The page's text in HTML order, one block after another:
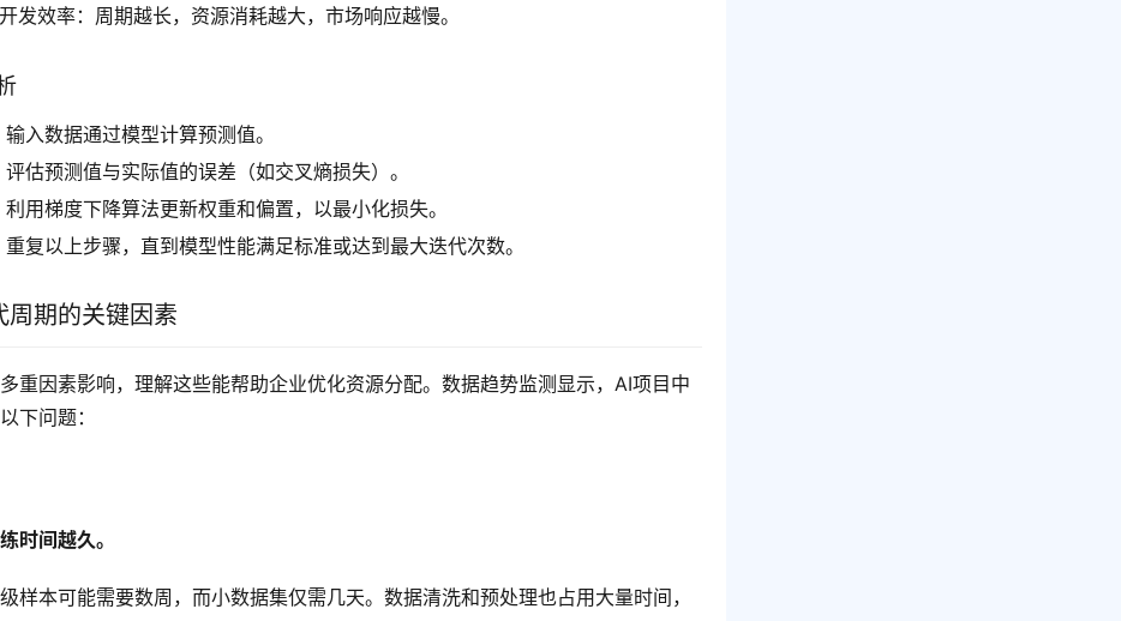
发效率：周期越长，资源消耗越大，市场响应越慢。
输入数据通过模型计算预测值。
评估预测值与实际值的误差（如交叉熵损失）。
利用梯度下降算法更新权重和偏置，以最小化损失。
重复以上步骤，直到模型性能满足标准或达到最大迭代次数。
周期的关键因素
重因素影响，理解这些能帮助企业优化资源分配。数据趋势监测显示，AI项目中
下问题：
时间越久。
样本可能需要数周，而小数据集仅需几天。数据清洗和预处理也占用大量时间，